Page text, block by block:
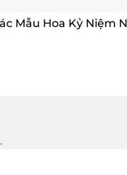
Mẫu Hoa Kỷ Niệm